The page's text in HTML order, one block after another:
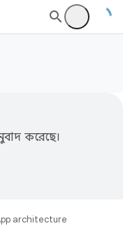
করেছে।
architecture